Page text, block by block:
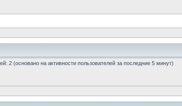
2 (основано на активности пользователей за последние 5 минут)